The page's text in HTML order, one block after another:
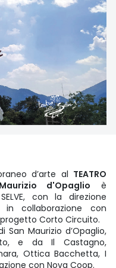
d’arte al TEATRO
d'Opaglio è
con la direzione
collaborazione con
Corto Circuito.
Maurizio d’Opaglio,
e da Il Castagno,
Ottica Bacchetta, I
con Nova Coop.